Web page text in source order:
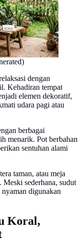
dengan
Kehadiran tempat
elemen dekoratif,
udara pagi atau
berbagai
menarik. Pot berbahan
sentuhan alami
taman, atau meja
sederhana, sudut
nyaman digunakan
Koral,